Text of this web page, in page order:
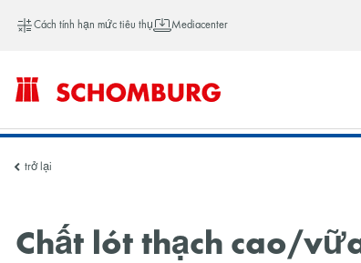
Cách tính hạn mức tiêu thụ Mediacenter
SCHOMBURG
trở lại
Chất lót thạch cao/